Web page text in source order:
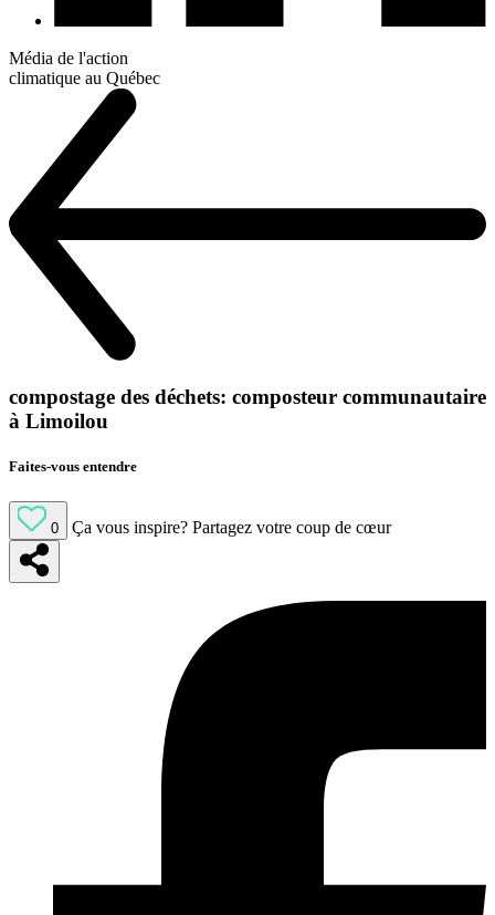
Média de l'action
climatique au Québec
compostage des déchets: composteur communautaire
à Limoilou
Faites-vous entendre
0 Ça vous inspire? Partagez votre coup de cœur